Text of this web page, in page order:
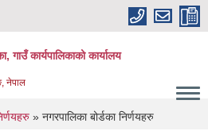
गाउँ कार्यपालिकाको कार्यालय
नेपाल
» नगरपालिका बोर्डका निर्णयहरु